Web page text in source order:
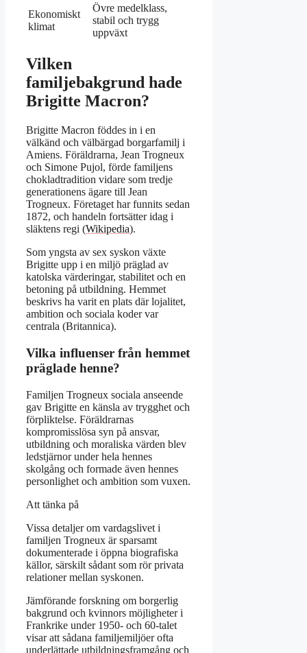
Ekonomiskt
klimat
Övre medelklass,
stabil och trygg
uppväxt
Vilken
familjebakgrund hade
Brigitte Macron?
Brigitte Macron föddes in i en
välkänd och välbärgad borgarfamilj i
Amiens. Föräldrarna, Jean Trogneux
och Simone Pujol, förde familjens
chokladtradition vidare som tredje
generationens ägare till Jean
Trogneux. Företaget har funnits sedan
1872, och handeln fortsätter idag i
släktens regi (Wikipedia).
Som yngsta av sex syskon växte
Brigitte upp i en miljö präglad av
katolska värderingar, stabilitet och en
betoning på utbildning. Hemmet
beskrivs ha varit en plats där lojalitet,
ambition och sociala koder var
centrala (Britannica).
Vilka influenser från hemmet
präglade henne?
Familjen Trogneux sociala anseende
gav Brigitte en känsla av trygghet och
förpliktelse. Föräldrarnas
kompromisslösa syn på ansvar,
utbildning och moraliska värden blev
ledstjärnor under hela hennes
skolgång och formade även hennes
personlighet och ambition som vuxen.
Att tänka på
Vissa detaljer om vardagslivet i
familjen Trogneux är sparsamt
dokumenterade i öppna biografiska
källor, särskilt sådant som rör privata
relationer mellan syskonen.
Jämförande forskning om borgerlig
bakgrund och kvinnors möjligheter i
Frankrike under 1950- och 60-talet
visar att sådana familjemiljöer ofta
underlättade utbildningsframgång och